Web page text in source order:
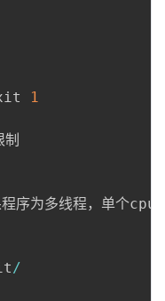
1
序为多线程，单个cpu
/